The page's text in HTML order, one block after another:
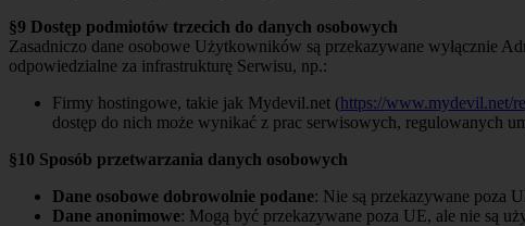
§9 Dostęp podmiotów trzecich do danych osobowych
Zasadniczo dane osobowe Użytkowników są przekazywane wyłącznie
odpowiedzialne za infrastrukturę Serwisu, np.:
Firmy hostingowe, takie jak Mydevil.net (https://www.mydevil.net/
dostęp do nich może wynikać z prac serwisowych, regulowanych
§10 Sposób przetwarzania danych osobowych
Dane osobowe dobrowolnie podane: Nie są przekazywane poza
Dane anonimowe: Mogą być przekazywane poza UE, ale nie są